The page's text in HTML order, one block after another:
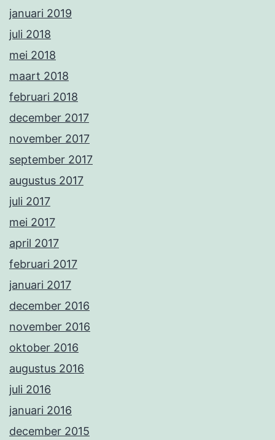
januari 2019
juli 2018
mei 2018
maart 2018
februari 2018
december 2017
november 2017
september 2017
augustus 2017
juli 2017
mei 2017
april 2017
februari 2017
januari 2017
december 2016
november 2016
oktober 2016
augustus 2016
juli 2016
januari 2016
december 2015